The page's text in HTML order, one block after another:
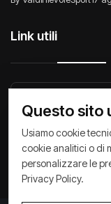
Link utili
Raccontiamo di
Privacy Policy
Questo sito
Usiamo cookie
cookie analitici o di
personalizzare le
Privacy Policy.